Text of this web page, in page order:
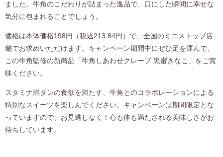
ました。牛角のこだわりが詰まった逸品で、口にした瞬間に幸せな
気分に包まれることでしょう。
価格は本体価格198円（税込213.84円）で、全国のミニストップ店
舗でお求めいただけます。キャンペーン期間中にぜひ足を運んで、
この牛角監修の新商品「牛角しあわせクレープ 黒蜜きなこ」をご賞
味ください。
スタミナ満タンの食欲を満たす、牛角とのコラボレーションによる
特別なスイーツを楽しんでください。キャンペーンは期間限定とな
っていますので、お見逃しなく！心も体も満たされる美味しさがお
待ちしています。